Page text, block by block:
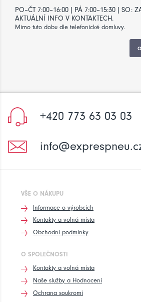
PO–ČT 7:00–16:00 | PÁ 7:00–15:30 | SO:
AKTUÁLNÍ INFO V KONTAKTECH.
Mimo tuto dobu dle telefonické domluvy.
+420 773 63 03 03
VŠE O NÁKUPU
Informace o výrobcích
Kontakty a volná místa
Obchodní podmínky
O SPOLEČNOSTI
Kontakty a volná místa
Naše služby a Hodnocení
Ochrana soukromí